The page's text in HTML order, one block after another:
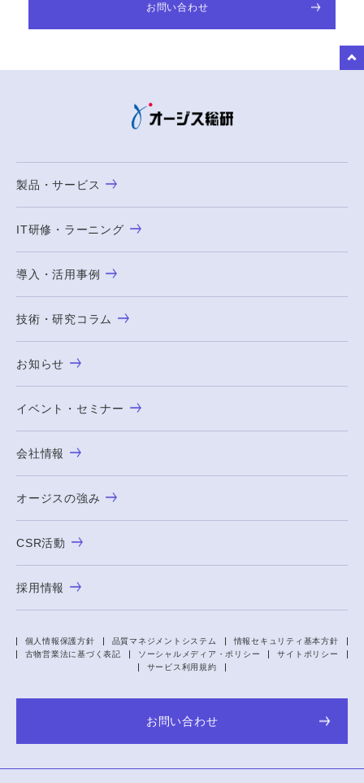
お問い合わせ
製品・サービス
IT研修・ラーニング
導入・活用事例
技術・研究コラム
お知らせ
イベント・セミナー
会社情報
オージスの強み
CSR活動
採用情報
個人情報保護方針 品質マネジメントシステム
情報セキュリティ基本方針
古物営業法に基づく表記
ソーシャルメディア・ポリシー
サイトポリシー
サービス利用規約
お問い合わせ